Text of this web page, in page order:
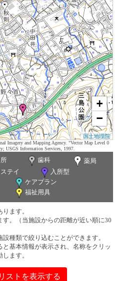
+
−
国土地理院
Imagery and Mapping Agency. "Vector Map Level 0
USGS Information Services, 1997.
歯科
薬局
テイ
入所型
ケアプラン
福祉用具
ます。
。（当施設からの距離が近い順に30
種類で絞り込むことができます。
基本情報が表示され、名称をクリッ
ます。
ストを表示する